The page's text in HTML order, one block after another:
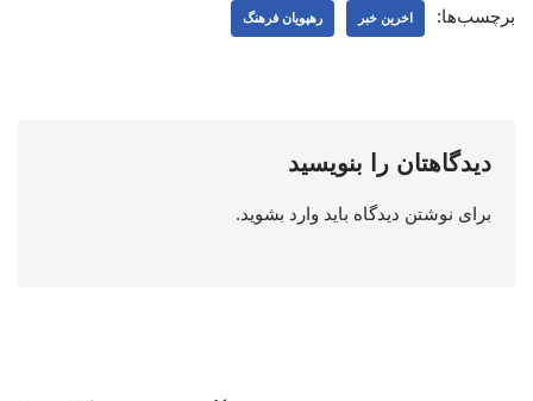
برچسب‌ها: اخرین خبر رهپویان فرهنگ
دیدگاهتان را بنویسید
برای نوشتن دیدگاه باید وارد بشوید.